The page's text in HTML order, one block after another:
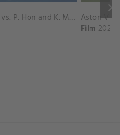
keyboard_arrow_right
A. Krunic and A. Danilina vs. P. Hon and K. Muchova Match Highlights - BEIJING_Capital Group Diamond ( October 02, 2025)
Film 2026